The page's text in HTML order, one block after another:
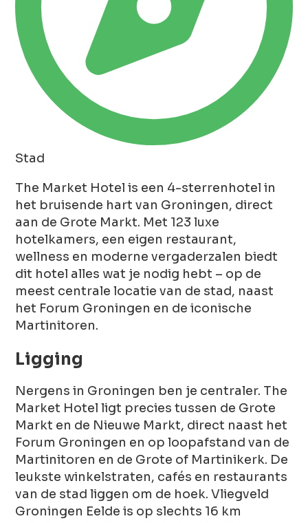
Stad
The Market Hotel is een 4-sterrenhotel in
het bruisende hart van Groningen, direct
aan de Grote Markt. Met 123 luxe
hotelkamers, een eigen restaurant,
wellness en moderne vergaderzalen biedt
dit hotel alles wat je nodig hebt – op de
meest centrale locatie van de stad, naast
het Forum Groningen en de iconische
Martinitoren.
Ligging
Nergens in Groningen ben je centraler. The
Market Hotel ligt precies tussen de Grote
Markt en de Nieuwe Markt, direct naast het
Forum Groningen en op loopafstand van de
Martinitoren en de Grote of Martinikerk. De
leukste winkelstraten, cafés en restaurants
van de stad liggen om de hoek. Vliegveld
Groningen Eelde is op slechts 16 km